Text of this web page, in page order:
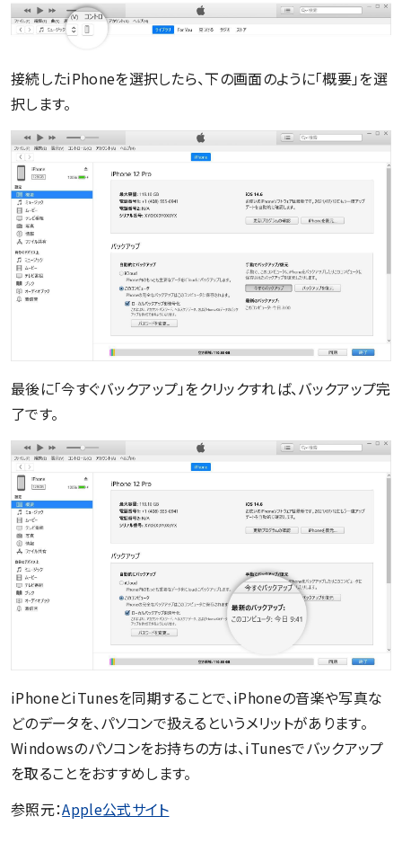
接続したiPhoneを選択したら、下の画面のように「概要」を選
択します。
最後に「今すぐバックアップ」をクリックすれば、バックアップ完
了です。
iPhoneとiTunesを同期することで、iPhoneの音楽や写真な
どのデータを、パソコンで扱えるというメリットがあります。
Windowsのパソコンをお持ちの方は、iTunesでバックアップ
を取ることをおすすめします。
参照元：Apple公式サイト